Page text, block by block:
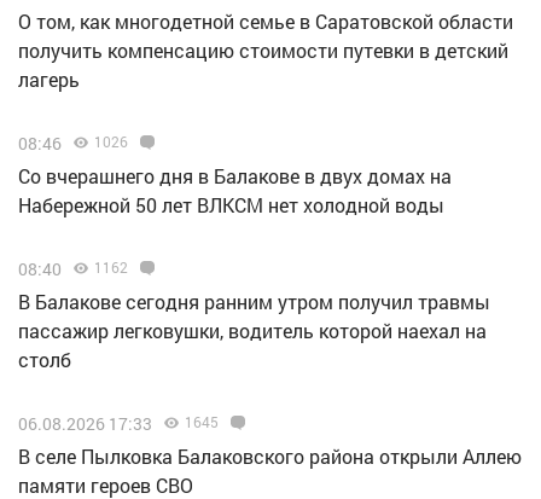
О том, как многодетной семье в Саратовской области
получить компенсацию стоимости путевки в детский
лагерь
08:46 1026
Со вчерашнего дня в Балакове в двух домах на
Набережной 50 лет ВЛКСМ нет холодной воды
08:40 1162
В Балакове сегодня ранним утром получил травмы
пассажир легковушки, водитель которой наехал на
столб
06.08.2026 17:33 1645
В селе Пылковка Балаковского района открыли Аллею
памяти героев СВО